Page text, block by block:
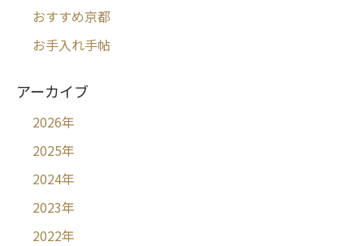
おすすめ京都
お手入れ手帖
アーカイブ
2026年
2025年
2024年
2023年
2022年